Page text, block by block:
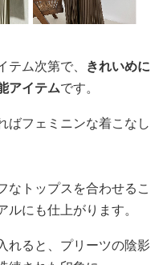
ム次第で、 きれいめに
アイテムです。
ばフェミニンな着こなし
なトップスを合わせるこ
にも仕上がります。
れると、プリーツの陰影